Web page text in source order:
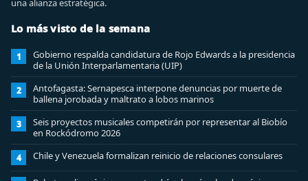
una alianza estratégica.
Lo más visto de la semana
1
Gobierno respalda candidatura de Rojo Edwards a la presidencia
de la Unión Interparlamentaria (UIP)
2
Antofagasta: Sernapesca interpone denuncias por muerte de
ballena jorobada y maltrato a lobos marinos
3
Seis proyectos musicales competirán por representar al Biobío
en Rockódromo 2026
4 Chile y Venezuela formalizan reinicio de relaciones consulares